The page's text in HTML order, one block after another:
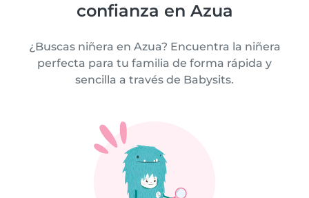
confianza en Azua
¿Buscas niñera en Azua? Encuentra la niñera
perfecta para tu familia de forma rápida y
sencilla a través de Babysits.